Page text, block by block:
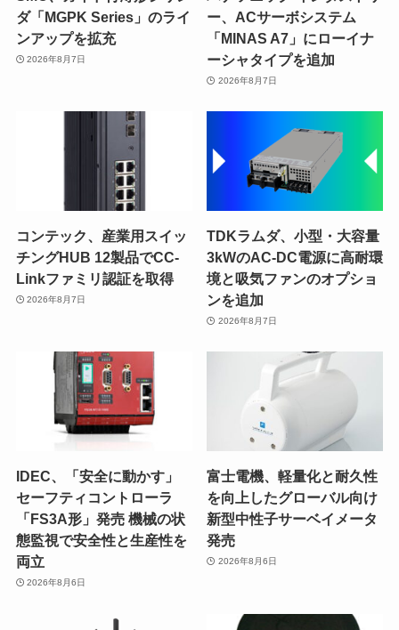
ダ「MGPK Series」のライ
ンアップを拡充
2026年8月7日
ー、ACサーボシステム
「MINAS A7」にローイナ
ーシャタイプを追加
2026年8月7日
コンテック、産業用スイッ
チングHUB 12製品でCC-
Linkファミリ認証を取得
2026年8月7日
TDKラムダ、小型・大容量
3kWのAC-DC電源に高耐環
境と吸気ファンのオプショ
ンを追加
2026年8月7日
IDEC、「安全に動かす」
セーフティコントローラ
「FS3A形」発売 機械の状
態監視で安全性と生産性を
両立
2026年8月6日
富士電機、軽量化と耐久性
を向上したグローバル向け
新型中性子サーベイメータ
発売
2026年8月6日